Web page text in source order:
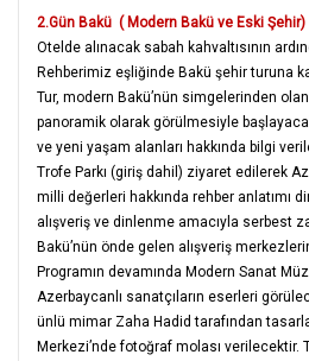
2.Gün Bakü ( Modern Bakü ve Eski Şehir)
Otelde alınacak sabah kahvaltısının
Rehberimiz eşliğinde Bakü şehir turuna
Tur, modern Bakü’nün simgelerinden
panoramik olarak görülmesiyle
ve yeni yaşam alanları hakkında bilgi
Trofe Parkı (giriş dahil) ziyaret edilerek
milli değerleri hakkında rehber anlatımı
alışveriş ve dinlenme amacıyla serbest
Bakü’nün önde gelen alışveriş
Programın devamında Modern Sanat
Azerbaycanlı sanatçıların eserleri
ünlü mimar Zaha Hadid tarafından
Merkezi’nde fotoğraf molası verilecektir.